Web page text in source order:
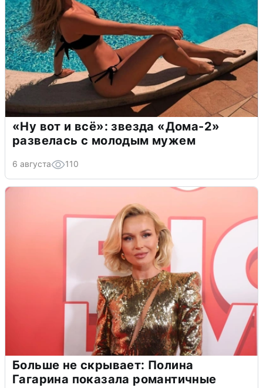
«Ну вот и всё»: звезда «Дома-2»
развелась с молодым мужем
6 августа 110
Больше не скрывает: Полина
Гагарина показала романтичные